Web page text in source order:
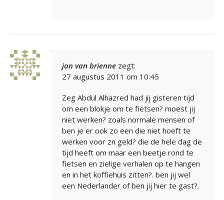
jan van brienne zegt:
27 augustus 2011 om 10:45
Zeg Abdul Alhazred had jij gisteren tijd
om een blokje om te fietsen? moest jij
niet werken? zoals normale mensen of
ben je er ook zo een die niet hoeft te
werken voor zn geld? die de hele dag de
tijd heeft om maar een beetje rond te
fietsen en zielige verhalen op te hangen
en in het koffiehuis zitten?. ben jij wel
een Nederlander of ben jij hier te gast?.